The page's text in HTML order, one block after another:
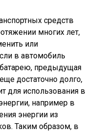
средств
многих лет,
или
в автомобиль
предыдущая
достаточно долго,
для использования в
например в
энергии из
Таким образом, в